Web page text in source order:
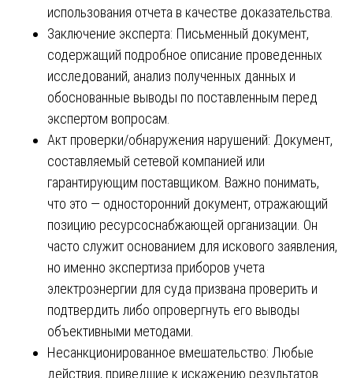
использования отчета в качестве доказательства.
Заключение эксперта: Письменный документ,
содержащий подробное описание проведенных
исследований, анализ полученных данных и
обоснованные выводы по поставленным перед
экспертом вопросам.
Акт проверки/обнаружения нарушений: Документ,
составляемый сетевой компанией или
гарантирующим поставщиком. Важно понимать,
что это — односторонний документ, отражающий
позицию ресурсоснабжающей организации. Он
часто служит основанием для искового заявления,
но именно экспертиза приборов учета
электроэнергии для суда призвана проверить и
подтвердить либо опровергнуть его выводы
объективными методами.
Несанкционированное вмешательство: Любые
действия, приведшие к искажению результатов